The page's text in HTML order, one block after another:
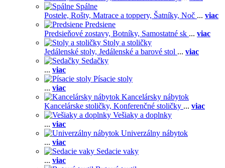
Spálne
Postele, Rošty, Matrace a toppery, Šatníky, Noč ... viac
Predsiene
Predsieňové zostavy, Botníky, Samostatné sk ... viac
Stoly a stoličky
Jedálenské stoly, Jedálenské a barové stol ... viac
Sedačky
... viac
Písacie stoly
... viac
Kancelársky nábytok
Kancelárske stoličky, Konferenčné stoličky ... viac
Vešiaky a doplnky
... viac
Univerzálny nábytok
... viac
Sedacie vaky
... viac